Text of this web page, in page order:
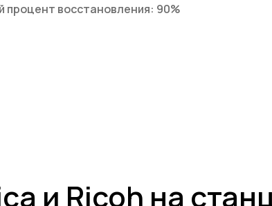
процент восстановления: 90%
и Ricoh на